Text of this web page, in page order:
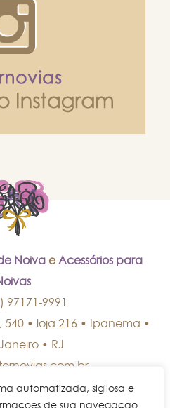
automatizada, sigilosa e
de sua navegação
Noiva e Acessórios para
97171-9991
540 • loja 216 • Ipanema •
• RJ